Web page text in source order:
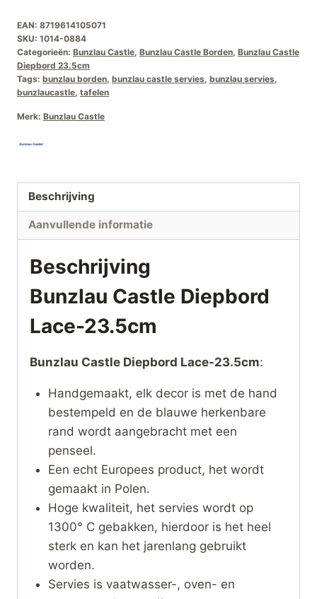
EAN: 8719614105071
SKU: 1014-0884
Categorieën: Bunzlau Castle, Bunzlau Castle Borden, Bunzlau Castle
Diepbord 23.5cm
Tags: bunzlau borden, bunzlau castle servies, bunzlau servies,
bunzlaucastle, tafelen
Merk: Bunzlau Castle
Beschrijving
Aanvullende informatie
Beschrijving
Bunzlau Castle Diepbord
Lace-23.5cm
Bunzlau Castle Diepbord Lace-23.5cm:
Handgemaakt, elk decor is met de hand
bestempeld en de blauwe herkenbare
rand wordt aangebracht met een
penseel.
Een echt Europees product, het wordt
gemaakt in Polen.
Hoge kwaliteit, het servies wordt op
1300° C gebakken, hierdoor is het heel
sterk en kan het jarenlang gebruikt
worden.
Servies is vaatwasser-, oven- en